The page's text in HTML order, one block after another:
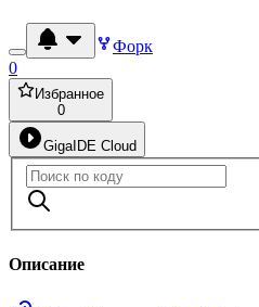
Форк
0
Избранное
0
GigaIDE Cloud
Описание